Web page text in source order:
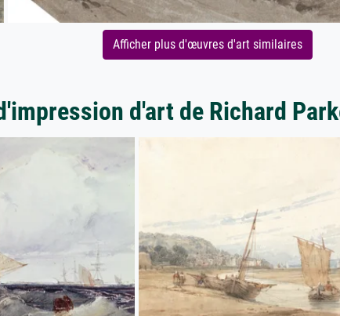
Afficher plus d'œuvres d'art similaires
d'art de Richard